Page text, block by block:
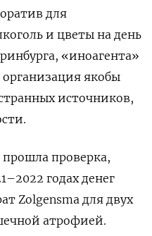
для
и цветы на день
«иноагента»
якобы
источников,
проверка,
годах денег
Zolgensma для двух
атрофией.